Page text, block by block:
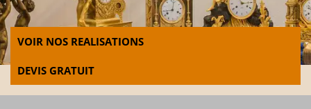
VOIR NOS REALISATIONS
DEVIS GRATUIT